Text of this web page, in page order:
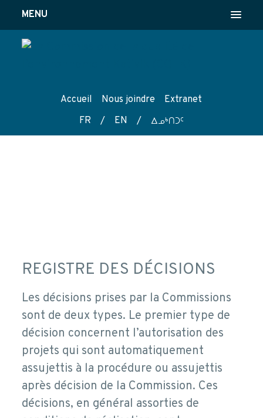
MENU
Accueil Nous joindre
Extranet
FR
/ EN / wk4tg5
REGISTRE DES DÉCISIONS
Les décisions prises par la Commissions
sont de deux types. Le premier type de
décision concernent l’autorisation des
projets qui sont automatiquement
assujettis à la procédure ou assujettis
après décision de la Commission. Ces
décisions, en général assorties de